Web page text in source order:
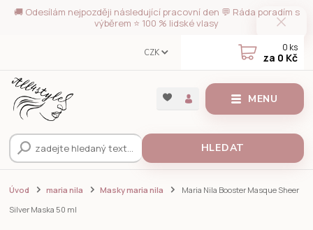
🚚 Odesílám nejpozději následující pracovní den 💬 Ráda poradím s
výběrem ⭐ 100 % lidské vlasy
MENU
CZK
HLEDAT
0 ks
za 0 Kč
Úvod maria nila Masky maria nila
Maria Nila Booster Masque Sheer
Silver Maska 50 ml